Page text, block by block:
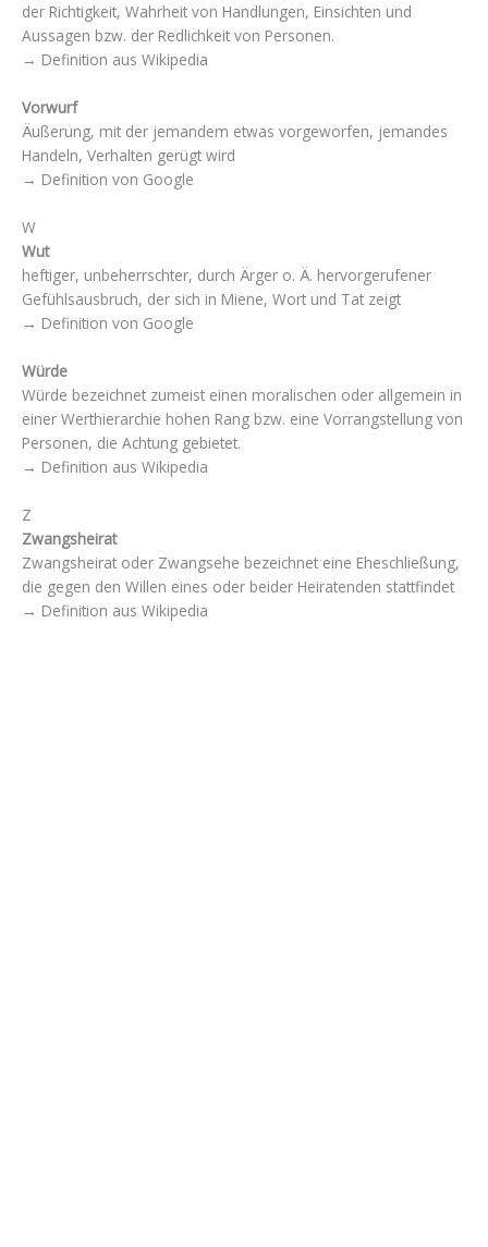
der Richtigkeit, Wahrheit von Handlungen, Einsichten und
Aussagen bzw. der Redlichkeit von Personen.
→ Definition aus Wikipedia
Vorwurf
Äußerung, mit der jemandem etwas vorgeworfen, jemandes
Handeln, Verhalten gerügt wird
→ Definition von Google
W
Wut
heftiger, unbeherrschter, durch Ärger o. Ä. hervorgerufener
Gefühlsausbruch, der sich in Miene, Wort und Tat zeigt
→ Definition von Google
Würde
Würde bezeichnet zumeist einen moralischen oder allgemein in
einer Werthierarchie hohen Rang bzw. eine Vorrangstellung von
Personen, die Achtung gebietet.
→ Definition aus Wikipedia
Z
Zwangsheirat
Zwangsheirat oder Zwangsehe bezeichnet eine Eheschließung,
die gegen den Willen eines oder beider Heiratenden stattfindet
→ Definition aus Wikipedia